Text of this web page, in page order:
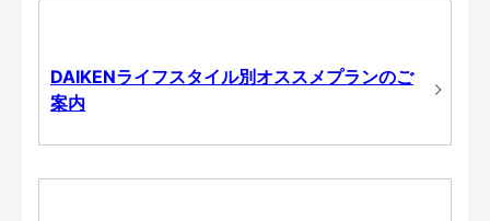
DAIKENライフスタイル別オススメプランのご
案内